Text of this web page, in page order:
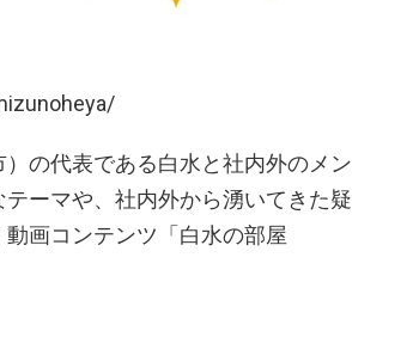
の代表である白水と社内外のメン
ーマや、社内外から湧いてきた疑
画コンテンツ「白水の部屋